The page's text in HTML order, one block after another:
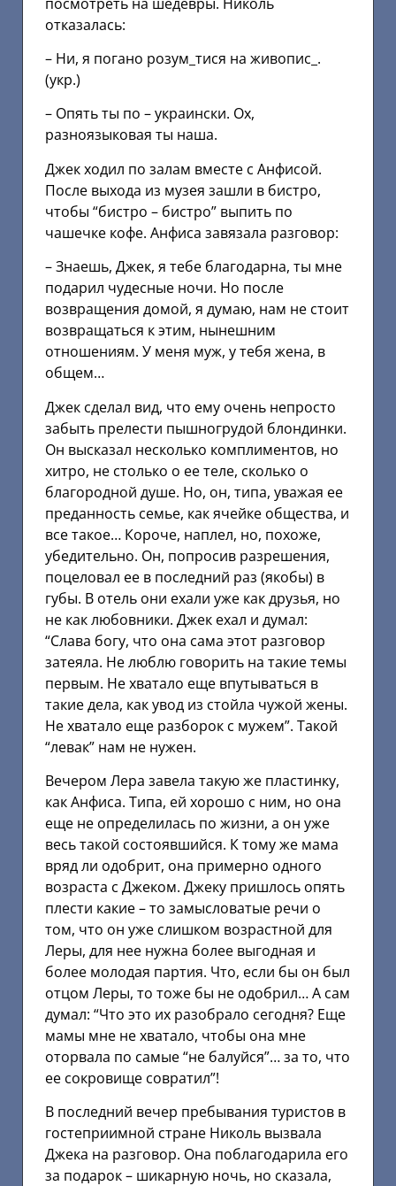
отказалась:
– Ни, я погано розум_тися на живопис_.
(укр.)
– Опять ты по – украински. Ох,
разноязыковая ты наша.
Джек ходил по залам вместе с Анфисой.
После выхода из музея зашли в бистро,
чтобы “бистро – бистро” выпить по
чашечке кофе. Анфиса завязала разговор:
– Знаешь, Джек, я тебе благодарна, ты мне
подарил чудесные ночи. Но после
возвращения домой, я думаю, нам не стоит
возвращаться к этим, нынешним
отношениям. У меня муж, у тебя жена, в
общем…
Джек сделал вид, что ему очень непросто
забыть прелести пышногрудой блондинки.
Он высказал несколько комплиментов, но
хитро, не столько о ее теле, сколько о
благородной душе. Но, он, типа, уважая ее
преданность семье, как ячейке общества, и
все такое… Короче, наплел, но, похоже,
убедительно. Он, попросив разрешения,
поцеловал ее в последний раз (якобы) в
губы. В отель они ехали уже как друзья, но
не как любовники. Джек ехал и думал:
“Слава богу, что она сама этот разговор
затеяла. Не люблю говорить на такие темы
первым. Не хватало еще впутываться в
такие дела, как увод из стойла чужой жены.
Не хватало еще разборок с мужем”. Такой
“левак” нам не нужен.
Вечером Лера завела такую же пластинку,
как Анфиса. Типа, ей хорошо с ним, но она
еще не определилась по жизни, а он уже
весь такой состоявшийся. К тому же мама
вряд ли одобрит, она примерно одного
возраста с Джеком. Джеку пришлось опять
плести какие – то замысловатые речи о
том, что он уже слишком возрастной для
Леры, для нее нужна более выгодная и
более молодая партия. Что, если бы он был
отцом Леры, то тоже бы не одобрил… А сам
думал: “Что это их разобрало сегодня? Еще
мамы мне не хватало, чтобы она мне
оторвала по самые “не балуйся”… за то, что
ее сокровище совратил”!
В последний вечер пребывания туристов в
гостеприимной стране Николь вызвала
Джека на разговор. Она поблагодарила его
за подарок – шикарную ночь, но сказала,